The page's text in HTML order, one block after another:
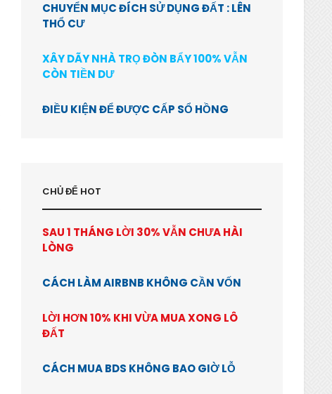
CHUYỂN MỤC ĐÍCH SỬ DỤNG ĐẤT : LÊN
THỔ CƯ
XÂY DÃY NHÀ TRỌ ĐÒN BẨY 100% VẪN
CÒN TIỀN DƯ
ĐIỀU KIỆN ĐỂ ĐƯỢC CẤP SỔ HỒNG
CHỦ ĐỂ HOT
SAU 1 THÁNG LỜI 30% VẪN CHƯA HÀI
LÒNG
CÁCH LÀM AIRBNB KHÔNG CẦN VỐN
LỜI HƠN 10% KHI VỪA MUA XONG LÔ
ĐẤT
CÁCH MUA BDS KHÔNG BAO GIỜ LỖ